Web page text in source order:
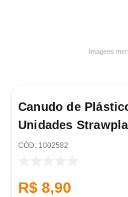
Imagens
Canudo de
Unidades
: 1002582
R$ 8,90